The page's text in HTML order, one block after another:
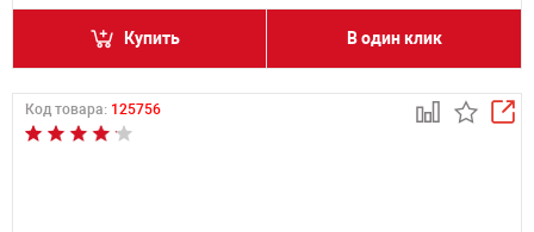
Купить В один клик
Код товара: 125756